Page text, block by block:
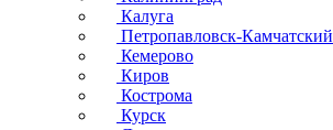
Калуга
Петропавловск-Камчатский
Кемерово
Киров
Кострома
Курск